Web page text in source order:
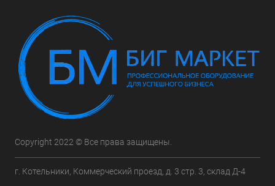
Copyright 2022 © Все права защищены.
г. Котельники, Коммерческий проезд, д. 3 стр. 3, склад Д-4